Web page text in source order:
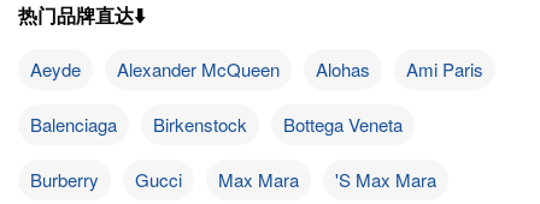
热门品牌直达⬇️
Aeyde Alexander McQueen Alohas Ami Paris
Balenciaga Birkenstock Bottega Veneta
Burberry Gucci Max Mara 'S Max Mara